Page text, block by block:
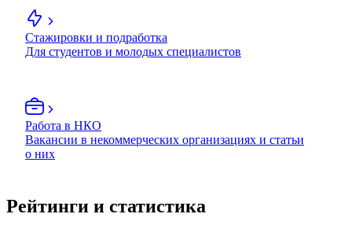
Стажировки и подработка
Для студентов и молодых специалистов
Работа в НКО
Вакансии в некоммерческих организациях и статьи
о них
Рейтинги и статистика